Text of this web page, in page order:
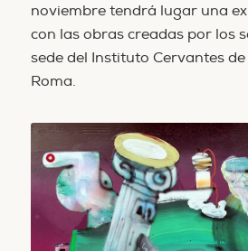
noviembre tendrá lugar una
con las obras creadas por los
sede del Instituto Cervantes
Roma.